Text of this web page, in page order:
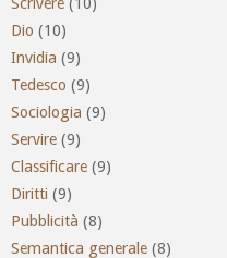
Dio (10)
Invidia (9)
Tedesco (9)
Sociologia (9)
Servire (9)
Classificare (9)
Diritti (9)
Pubblicità (8)
Semantica generale (8)